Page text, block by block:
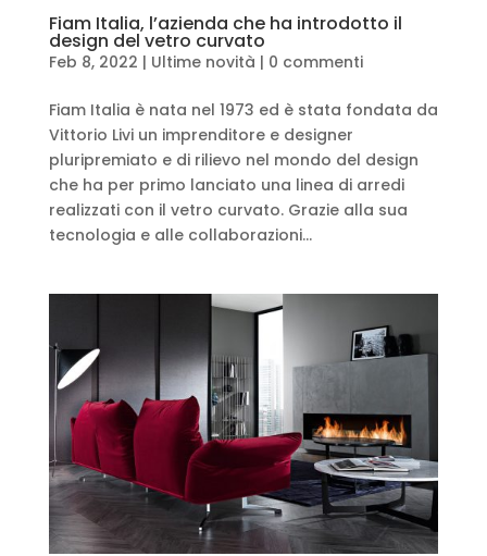
Fiam Italia, l’azienda che ha introdotto il
design del vetro curvato
Feb 8, 2022 | Ultime novità | 0 commenti
Fiam Italia è nata nel 1973 ed è stata fondata da
Vittorio Livi un imprenditore e designer
pluripremiato e di rilievo nel mondo del design
che ha per primo lanciato una linea di arredi
realizzati con il vetro curvato. Grazie alla sua
tecnologia e alle collaborazioni...